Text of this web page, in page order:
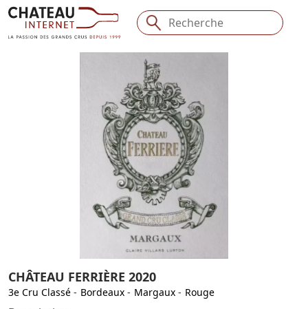
CHÂTEAU FERRIÈRE 2020
3e Cru Classé - Bordeaux - Margaux - Rouge